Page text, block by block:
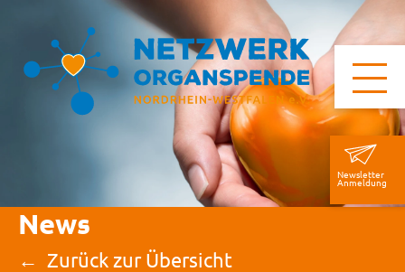
News
Zurück zur Übersicht
Newsletter
Anmeldung